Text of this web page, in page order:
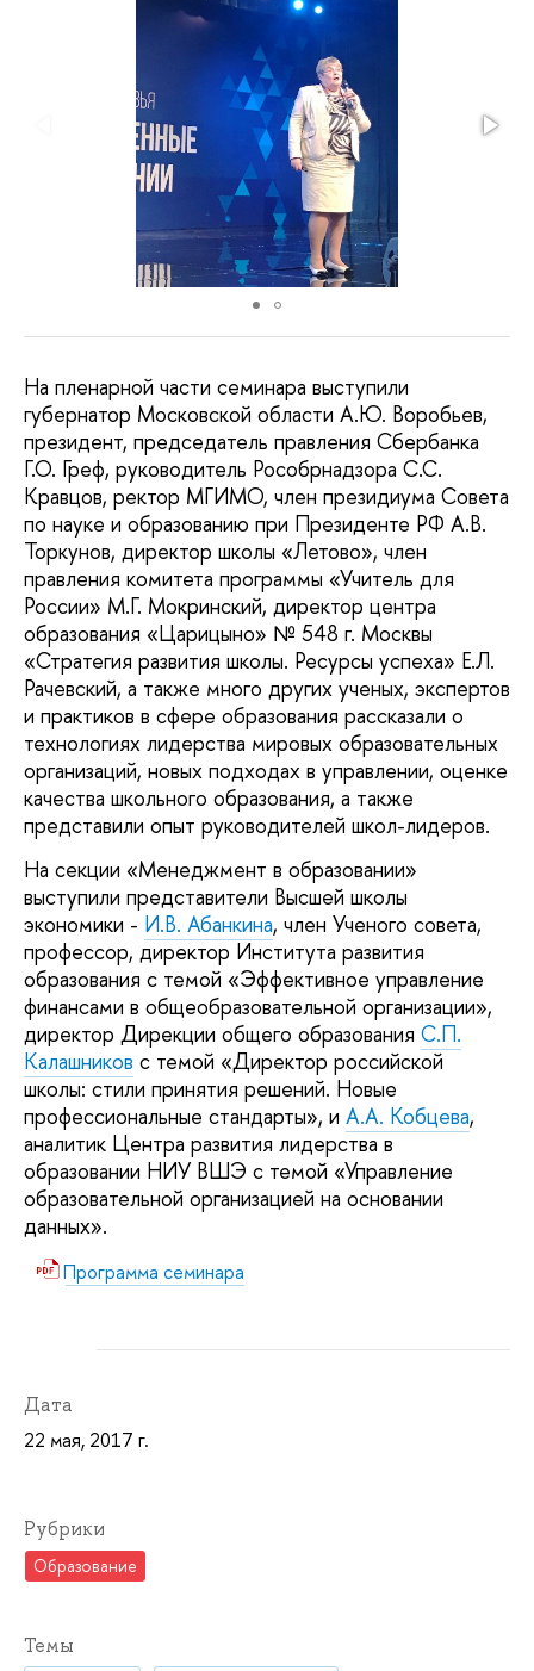
На пленарной части семинара выступили
губернатор Московской области А.Ю. Воробьев,
президент, председатель правления Сбербанка
Г.О. Греф, руководитель Рособрнадзора С.С.
Кравцов, ректор МГИМО, член президиума Совета
по науке и образованию при Президенте РФ А.В.
Торкунов, директор школы «Летово», член
правления комитета программы «Учитель для
России» М.Г. Мокринский, директор центра
образования «Царицыно» № 548 г. Москвы
«Стратегия развития школы. Ресурсы успеха» Е.Л.
Рачевский, а также много других ученых, экспертов
и практиков в сфере образования рассказали о
технологиях лидерства мировых образовательных
организаций, новых подходах в управлении, оценке
качества школьного образования, а также
представили опыт руководителей школ-лидеров.
На секции «Менеджмент в образовании»
выступили представители Высшей школы
экономики - И.В. Абанкина, член Ученого совета,
профессор, директор Института развития
образования с темой «Эффективное управление
финансами в общеобразовательной организации»,
директор Дирекции общего образования С.П.
Калашников с темой «Директор российской
школы: стили принятия решений. Новые
профессиональные стандарты», и А.А. Кобцева,
аналитик Центра развития лидерства в
образовании НИУ ВШЭ с темой «Управление
образовательной организацией на основании
данных».
Программа семинара
Дата
22 мая, 2017 г.
Рубрики
Образование
Темы